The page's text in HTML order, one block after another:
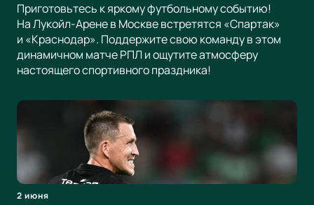
Приготовьтесь к яркому футбольному событию!
На Лукойл-Арене в Москве встретятся «Спартак»
и «Краснодар». Поддержите свою команду в этом
динамичном матче РПЛ и ощутите атмосферу
настоящего спортивного праздника!
2 июня